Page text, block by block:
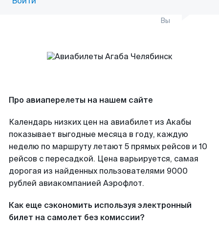
Вы
Про авиаперелеты на нашем сайте
Календарь низких цен на авиабилет из Акабы
показывает выгодные месяца в году, каждую
неделю по маршруту летают 5 прямых рейсов и 10
рейсов с пересадкой. Цена варьируется, самая
дорогая из найденных пользователями 9000
рублей авиакомпанией Аэрофлот.
Как еще сэкономить используя электронный
билет на самолет без комиссии?